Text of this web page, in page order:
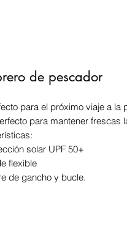
de pescador
para el próximo viaje a
para mantener frescas
solar UPF 50+
flexible
de gancho y bucle.